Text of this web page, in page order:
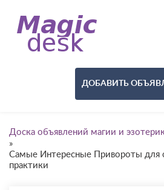
ДОБАВИТЬ
Доска объявлений магии и
»
Самые Интересные Привороты для
практики